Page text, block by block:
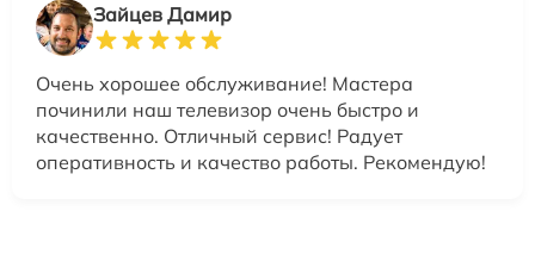
Зайцев Дамир
Очень хорошее обслуживание! Мастера
починили наш телевизор очень быстро и
качественно. Отличный сервис! Радует
оперативность и качество работы. Рекомендую!